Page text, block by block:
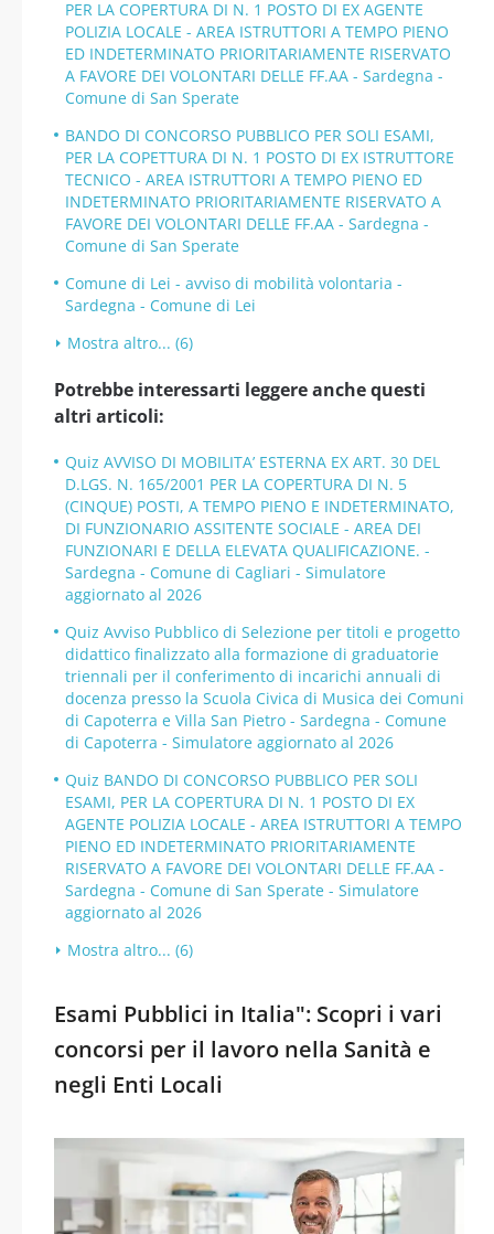
PER LA COPERTURA DI N. 1 POSTO DI EX AGENTE
POLIZIA LOCALE - AREA ISTRUTTORI A TEMPO PIENO
ED INDETERMINATO PRIORITARIAMENTE RISERVATO
A FAVORE DEI VOLONTARI DELLE FF.AA - Sardegna -
Comune di San Sperate
BANDO DI CONCORSO PUBBLICO PER SOLI ESAMI,
PER LA COPETTURA DI N. 1 POSTO DI EX ISTRUTTORE
TECNICO - AREA ISTRUTTORI A TEMPO PIENO ED
INDETERMINATO PRIORITARIAMENTE RISERVATO A
FAVORE DEI VOLONTARI DELLE FF.AA - Sardegna -
Comune di San Sperate
Comune di Lei - avviso di mobilità volontaria -
Sardegna - Comune di Lei
Mostra altro... (6)
Potrebbe interessarti leggere anche questi
altri articoli:
Quiz AVVISO DI MOBILITA’ ESTERNA EX ART. 30 DEL
D.LGS. N. 165/2001 PER LA COPERTURA DI N. 5
(CINQUE) POSTI, A TEMPO PIENO E INDETERMINATO,
DI FUNZIONARIO ASSITENTE SOCIALE - AREA DEI
FUNZIONARI E DELLA ELEVATA QUALIFICAZIONE. -
Sardegna - Comune di Cagliari - Simulatore
aggiornato al 2026
Quiz Avviso Pubblico di Selezione per titoli e progetto
didattico finalizzato alla formazione di graduatorie
triennali per il conferimento di incarichi annuali di
docenza presso la Scuola Civica di Musica dei Comuni
di Capoterra e Villa San Pietro - Sardegna - Comune
di Capoterra - Simulatore aggiornato al 2026
Quiz BANDO DI CONCORSO PUBBLICO PER SOLI
ESAMI, PER LA COPERTURA DI N. 1 POSTO DI EX
AGENTE POLIZIA LOCALE - AREA ISTRUTTORI A TEMPO
PIENO ED INDETERMINATO PRIORITARIAMENTE
RISERVATO A FAVORE DEI VOLONTARI DELLE FF.AA -
Sardegna - Comune di San Sperate - Simulatore
aggiornato al 2026
Mostra altro... (6)
Esami Pubblici in Italia": Scopri i vari
concorsi per il lavoro nella Sanità e
negli Enti Locali